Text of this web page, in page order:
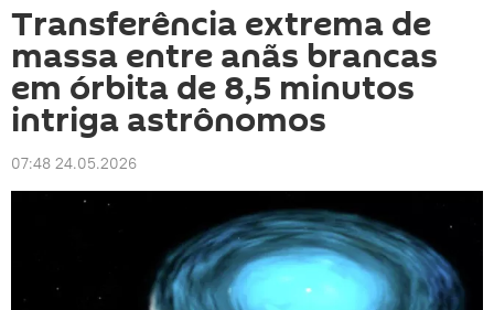
Transferência extrema de
massa entre anãs brancas
em órbita de 8,5 minutos
intriga astrônomos
07:48 24.05.2026